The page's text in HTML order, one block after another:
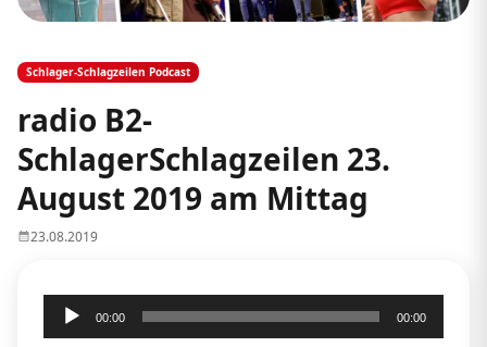
Schlager-Schlagzeilen Podcast
radio B2-
SchlagerSchlagzeilen 23.
August 2019 am Mittag
23.08.2019
Audio-
Player
00:00 00:00